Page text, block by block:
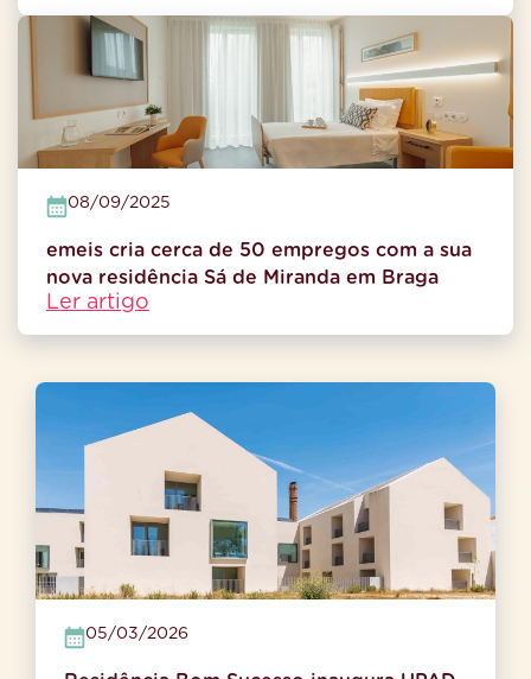
08/09/2025
emeis cria cerca de 50 empregos com a sua
nova residência Sá de Miranda em Braga
Ler artigo
05/03/2026